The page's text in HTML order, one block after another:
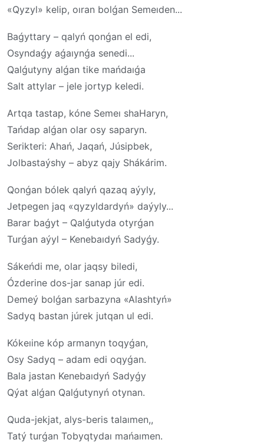
«Qyzyl» kelip, oıran bolǵan Semeıden...
Baǵyttary – qalyń qonǵan el edi,
Osyndaǵy aǵaıynǵa senedi...
Qalǵutyny alǵan tike mańdaıǵa
Salt attylar – jele jortyp keledi.
Artqa tastap, kóne Semeı shaHaryn,
Tańdap alǵan olar osy saparyn.
Serikteri: Ahań, Jaqań, Júsipbek,
Jolbastaýshy – abyz qajy Shákárim.
Qonǵan bólek qalyń qazaq aýyly,
Jetpegen jaq «qyzyldardyń» daýyly...
Barar baǵyt – Qalǵutyda otyrǵan
Turǵan aýyl – Kenebaıdyń Sadyǵy.
Sákeńdi me, olar jaqsy biledi,
Ózderine dos-jar sanap júr edi.
Demeý bolǵan sarbazyna «Alashtyń»
Sadyq bastan júrek jutqan ul edi.
Kókeıine kóp armanyn toqyǵan,
Osy Sadyq – adam edi oqyǵan.
Bala jastan Kenebaıdyń Sadyǵy
Qýat alǵan Qalǵutynyń otynan.
Quda-jekjat, alys-beris talaımen,,
Tatý turǵan Tobyqtydaı mańaımen.